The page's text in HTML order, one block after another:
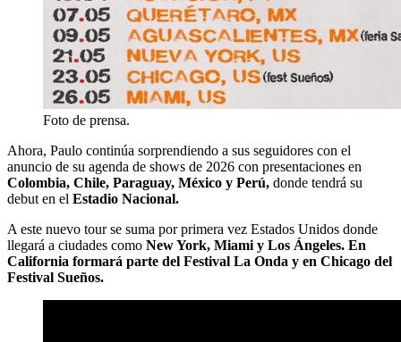
Foto de prensa.
Ahora, Paulo continúa sorprendiendo a sus seguidores con el
anuncio de su agenda de shows de 2026 con presentaciones en
Colombia, Chile, Paraguay, México y Perú, donde tendrá su
debut en el Estadio Nacional.
A este nuevo tour se suma por primera vez Estados Unidos donde
llegará a ciudades como New York, Miami y Los Ángeles. En
California formará parte del Festival La Onda y en Chicago del
Festival Sueños.